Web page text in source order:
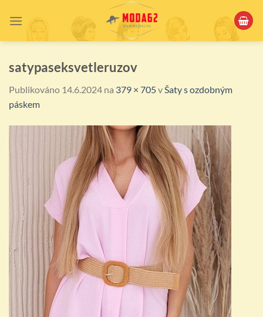
satypaseksvetleruzov
Publikováno 14.6.2024 na 379 × 705vŠaty s ozdobným
páskem